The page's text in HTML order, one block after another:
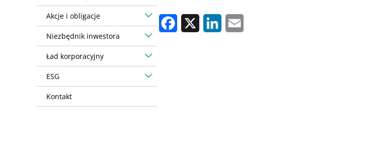
Facebook LinkedIn
Akcje i obligacje
Niezbędnik inwestora
Ład korporacyjny
ESG
Kontakt